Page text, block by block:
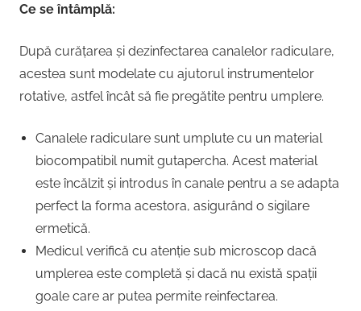
Ce se întâmplă:
După curățarea și dezinfectarea canalelor radiculare,
acestea sunt modelate cu ajutorul instrumentelor
rotative, astfel încât să fie pregătite pentru umplere.
Canalele radiculare sunt umplute cu un material
biocompatibil numit gutapercha. Acest material
este încălzit și introdus în canale pentru a se adapta
perfect la forma acestora, asigurând o sigilare
ermetică.
Medicul verifică cu atenție sub microscop dacă
umplerea este completă și dacă nu există spații
goale care ar putea permite reinfectarea.